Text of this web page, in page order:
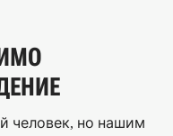
человек, но нашим